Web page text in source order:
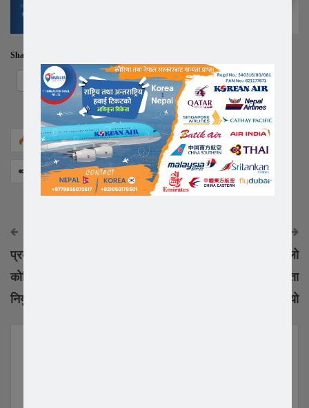
Share this:
Facebook X
1,361
Share Facebook Twitter Google+
प्रबासी नेपाली एकता मन्च
कोरियाले तत्काल राजदुत
नियुक्त गर्नुपर्ने बिषय उठायो
कोरियामा ९ वर्ष पछिकै ठुलो
मुसलधारे बर्षा , मर्ने र बेपत्ता
हुनेको संख्या ५० पुग्यो